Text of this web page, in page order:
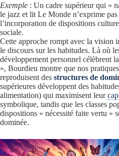
Exemple : Un cadre supérieur qui «
le jazz et lit Le Monde n’exprime
l’incorporation de dispositions
sociale.
Cette approche rompt avec la vision
le discours sur les habitudes. Là où
développement personnel célèbrent
», Bourdieu montre que nos
reproduisent des structures de
supérieures développent des
alimentation) qui maximisent leur
symbolique, tandis que les classes
dispositions « nécessité faite vertu »
dominée.